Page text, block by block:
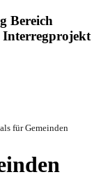
Bereich
Interregprojekt
für Gemeinden